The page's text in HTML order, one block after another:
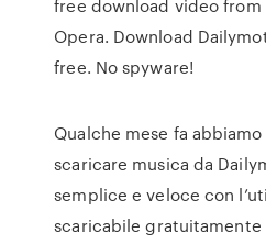
free download video from
Opera. Download
free. No spyware!
Qualche mese fa
scaricare musica da
semplice e veloce con
scaricabile gratuitamente